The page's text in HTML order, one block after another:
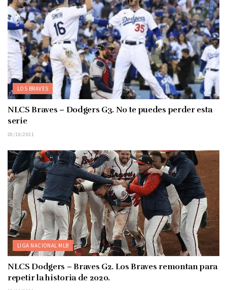
LOS BRAVES
NLCS Braves – Dodgers G3. No te puedes perder esta
serie
20/10/2021
LIGA NACIONAL MLB
NLCS Dodgers – Braves G2. Los Braves remontan para
repetir la historia de 2020.